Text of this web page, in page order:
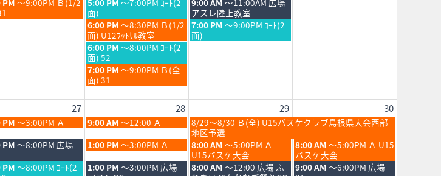
21st
2026
22nd
2026
8
月
21st
2026
8
月
22nd
2026
～9:00PM Ｂ(1/2
曜
日,
8
月
21st
2026
5:00 PM ～7:00PM ｺｰﾄ(2
面)
曜
日,
8
月
9:00 AM ～11:00AM 広場
アスレ陸上教室
金
曜
日,
8
月
21st
2026
6:00 PM ～8:30PM Ｂ(1/2
面) U12ﾌｯﾄｻﾙ教室
土
曜
日,
7:00 PM ～9:00PM ｺｰﾄ(2
面)
金
曜
日,
8
月
21st
6:00 PM ～8:00PM ｺｰﾄ(2
面) 52
金
曜
日,
8
21st
2026
7:00 PM ～9:00PM Ｂ(全
面) 31
27 28 29 30
PM～3:00PM Ａ
金
曜
日,
8
月
28th
9:00 AM ～12:00 Ａ
土
曜
日,
8
月
29th
8/29～8/30 Ｂ(全) U15バスケクラブ島根県大会西部
地区予選
～8:00PM 広場
金
曜
日,
1:00 PM ～3:00PM Ａ
土
曜
日,
8:00 AM ～5:00PM Ａ
U15バスケ大会
日
曜
日,
8:00 AM ～5:00PM Ａ U15
バスケ大会
～8:00PM ｺｰﾄ(2
金
1:00 PM ～3:00PM 広場
土
8:00 AM ～12:00 広場 ふ
日
9:00 AM ～6:00PM 広場